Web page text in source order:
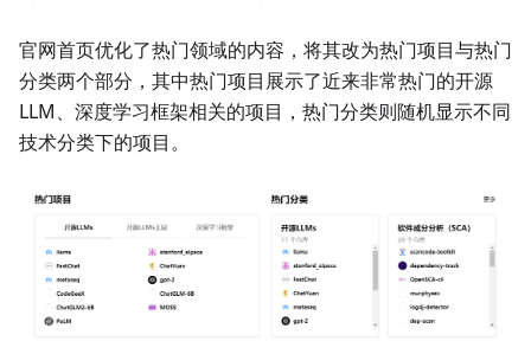
官网首页优化了热门领域的内容，将其改为热门项目与热门
分类两个部分，其中热门项目展示了近来非常热门的开源
LLM、深度学习框架相关的项目，热门分类则随机显示不同
技术分类下的项目。